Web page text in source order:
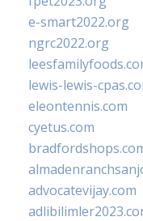
e-smart2022.org
ngrc2022.org
lewis-lewis-
eleontennis.com
cyetus.com
advocatevijay.com